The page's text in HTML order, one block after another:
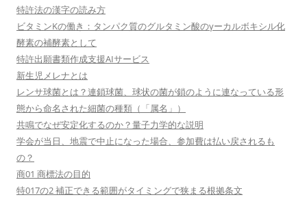
特許法の漢字の読み方
ビタミンKの働き：タンパク質のグルタミン酸のγーカルボキシル化
酵素の補酵素として
特許出願書類作成支援AIサービス
新生児メレナとは
レンサ球菌とは？連鎖球菌、球状の菌が鎖のように連なっている形
態から命名された細菌の種類（「属名」）
共鳴でなぜ安定化するのか？量子力学的な説明
学会が当日、地震で中止になった場合、参加費は払い戻されるも
の？
商01 商標法の目的
特017の2 補正できる範囲がタイミングで狭まる根拠条文